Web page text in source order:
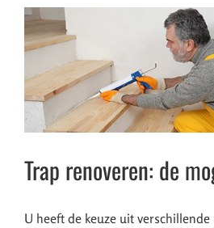
Trap renoveren: de
U heeft de keuze uit